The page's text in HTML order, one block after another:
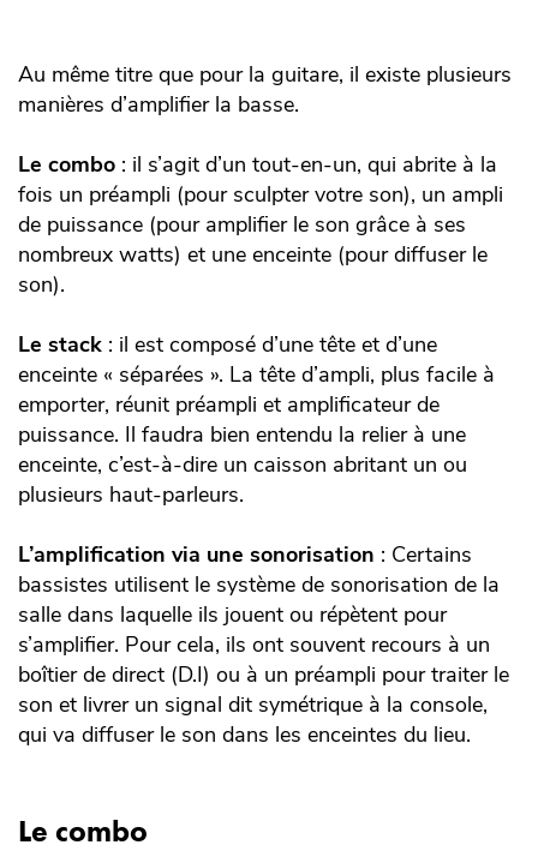
Au même titre que pour la guitare, il existe plusieurs
manières d’amplifier la basse.
Le combo : il s’agit d’un tout-en-un, qui abrite à la
fois un préampli (pour sculpter votre son), un ampli
de puissance (pour amplifier le son grâce à ses
nombreux watts) et une enceinte (pour diffuser le
son).
Le stack : il est composé d’une tête et d’une
enceinte « séparées ». La tête d’ampli, plus facile à
emporter, réunit préampli et amplificateur de
puissance. Il faudra bien entendu la relier à une
enceinte, c’est-à-dire un caisson abritant un ou
plusieurs haut-parleurs.
L’amplification via une sonorisation : Certains
bassistes utilisent le système de sonorisation de la
salle dans laquelle ils jouent ou répètent pour
s’amplifier. Pour cela, ils ont souvent recours à un
boîtier de direct (D.I) ou à un préampli pour traiter le
son et livrer un signal dit symétrique à la console,
qui va diffuser le son dans les enceintes du lieu.
Le combo